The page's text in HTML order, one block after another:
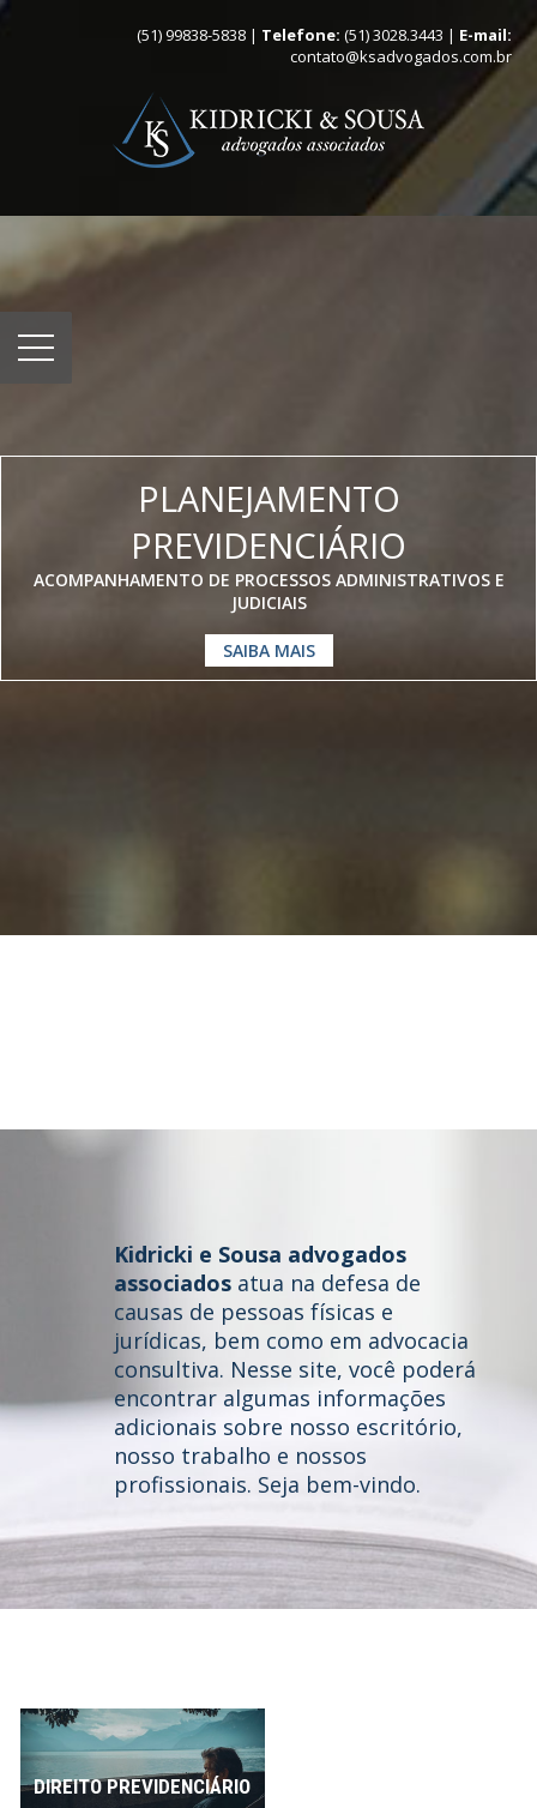
(51) 99838-5838 | Telefone: (51) 3028.3443 | E-mail:
contato@ksadvogados.com.br
Home
Quem somos
Áreas de Atuação
Profissionais
Contato
PLANEJAMENTO
PREVIDENCIÁRIO
ACOMPANHAMENTO DE PROCESSOS ADMINISTRATIVOS E
JUDICIAIS
SAIBA MAIS
Kidricki e Sousa advogados
associadosatua na defesa de
causas de pessoas físicas e
jurídicas, bem como em advocacia
consultiva. Nesse site, você poderá
encontrar algumas informações
adicionais sobre nosso escritório,
nosso trabalho e nossos
profissionais. Seja bem-vindo.
DIREITO PREVIDENCIÁRIO